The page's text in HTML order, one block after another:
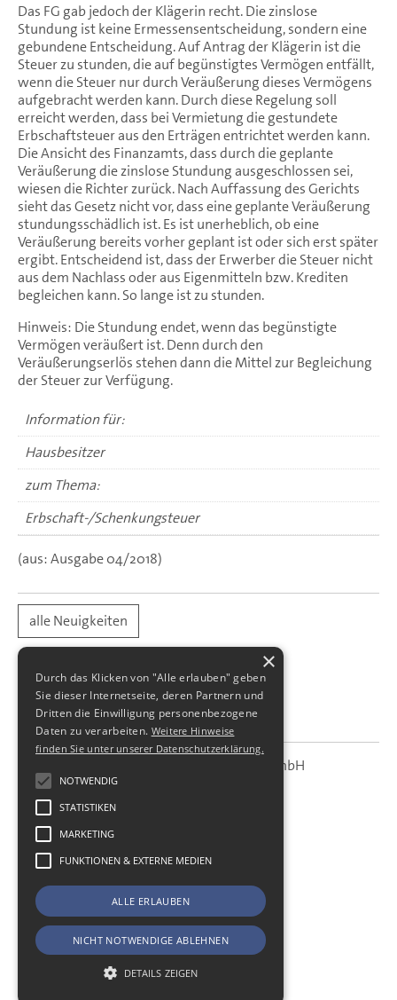
Das FG gab jedoch der Klägerin recht. Die zinslose
Stundung ist keine Ermessensentscheidung, sondern eine
gebundene Entscheidung. Auf Antrag der Klägerin ist die
Steuer zu stunden, die auf begünstigtes Vermögen entfällt,
wenn die Steuer nur durch Veräußerung dieses Vermögens
aufgebracht werden kann. Durch diese Regelung soll
erreicht werden, dass bei Vermietung die gestundete
Erbschaftsteuer aus den Erträgen entrichtet werden kann.
Die Ansicht des Finanzamts, dass durch die geplante
Veräußerung die zinslose Stundung ausgeschlossen sei,
wiesen die Richter zurück. Nach Auffassung des Gerichts
sieht das Gesetz nicht vor, dass eine geplante Veräußerung
stundungsschädlich ist. Es ist unerheblich, ob eine
Veräußerung bereits vorher geplant ist oder sich erst später
ergibt. Entscheidend ist, dass der Erwerber die Steuer nicht
aus dem Nachlass oder aus Eigenmitteln bzw. Krediten
begleichen kann. So lange ist zu stunden.
Hinweis: Die Stundung endet, wenn das begünstigte
Vermögen veräußert ist. Denn durch den
Veräußerungserlös stehen dann die Mittel zur Begleichung
der Steuer zur Verfügung.
Information für:
Hausbesitzer
zum Thema:
Erbschaft-/Schenkungsteuer
(aus: Ausgabe 04/2018)
alle Neuigkeiten
SBS
SBS Richter, Trenner & Kollegen GmbH
Steuerberatungsgesellschaft
Hohe Straße 55
01187Dresden
Telefax:+49 (0) 351 - 87 32 699
E-Mail:kanzlei@sbsdresden.de
ESt-Helfer
Start
Impressum
Datenschutz
×
Durch das Klicken von "Alle erlauben" geben
Sie dieser Internetseite, deren Partnern und
Dritten die Einwilligung personenbezogene
Daten zu verarbeiten. Weitere Hinweise
finden Sie unter unserer Datenschutzerklärung.
NOTWENDIG
STATISTIKEN
MARKETING
FUNKTIONEN & EXTERNE MEDIEN
ALLE ERLAUBEN
NICHT NOTWENDIGE ABLEHNEN
DETAILS ZEIGEN